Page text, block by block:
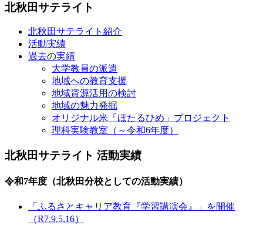
北秋田サテライト
北秋田サテライト紹介
活動実績
過去の実績
大学教員の派遣
地域への教育支援
地域資源活用の検討
地域の魅力発掘
オリジナル米「ほたるひめ」プロジェクト
理科実験教室（～令和6年度）
北秋田サテライト 活動実績
令和7年度（北秋田分校としての活動実績）
「ふるさとキャリア教育『学習講演会』」を開催
（R7.9.5,16）